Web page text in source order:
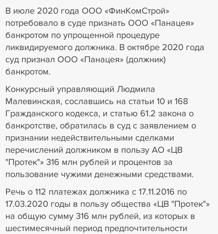
В июле 2020 года ООО «ФинКомСтрой»
потребовало в суде признать ООО «Панацея»
банкротом по упрощенной процедуре
ликвидируемого должника. В октябре 2020 года
суд признал ООО «Панацея» (должник)
банкротом.
Конкурсный управляющий Людмила
Малевинская, сославшись на статьи 10 и 168
Гражданского кодекса, и статью 61.2 закона о
банкротстве, обратилась в суд с заявлением о
признании недействительными сделками
перечислений должником в пользу АО «ЦВ
"Протек"» 316 млн рублей и процентов за
пользование чужими денежными средствами.
Речь о 112 платежах должника с 17.11.2016 по
17.03.2020 годы в пользу общества «ЦВ "Протек"»
на общую сумму 316 млн рублей, из которых в
шестимесячный период предпочтительности